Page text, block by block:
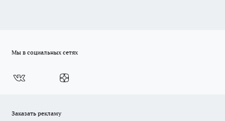
Мы в социальных сетях
Заказать рекламу